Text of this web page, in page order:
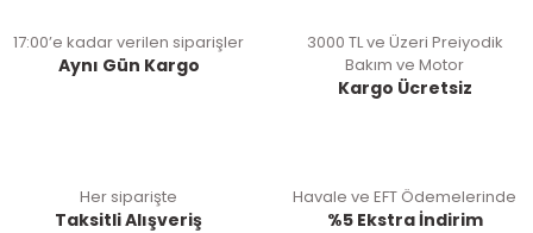
17:00’e kadar verilen siparişler
Aynı Gün Kargo
3000 TL ve Üzeri Preiyodik
Bakım ve Motor
Kargo Ücretsiz
Her siparişte
Taksitli Alışveriş
Havale ve EFT Ödemelerinde
%5 Ekstra İndirim